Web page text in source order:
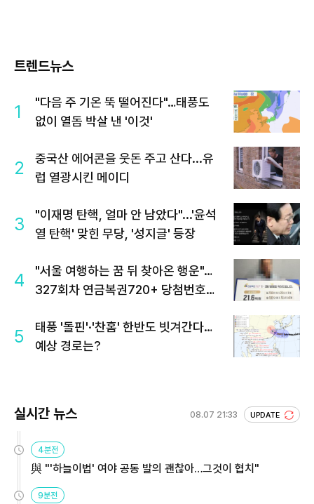
트렌드뉴스
1
"다음 주 기온 뚝 떨어진다"…태풍도
없이 열돔 박살 낸 '이것'
2
중국산 에어콘을 웃돈 주고 산다...유
럽 열광시킨 메이디
3
"이재명 탄핵, 얼마 안 남았다"...'윤석
열 탄핵' 맞힌 무당, '성지글' 등장
4
"서울 여행하는 꿈 뒤 찾아온 행운"…
327회차 연금복권720+ 당첨번호조
5
태풍 '돌핀'·'찬홈' 한반도 빗겨간다…
예상 경로는?
실시간 뉴스 08.07 21:33 UPDATE
4분전
與 "'하늘이법' 여야 공동 발의 괜찮아…그것이 협치"
9분전